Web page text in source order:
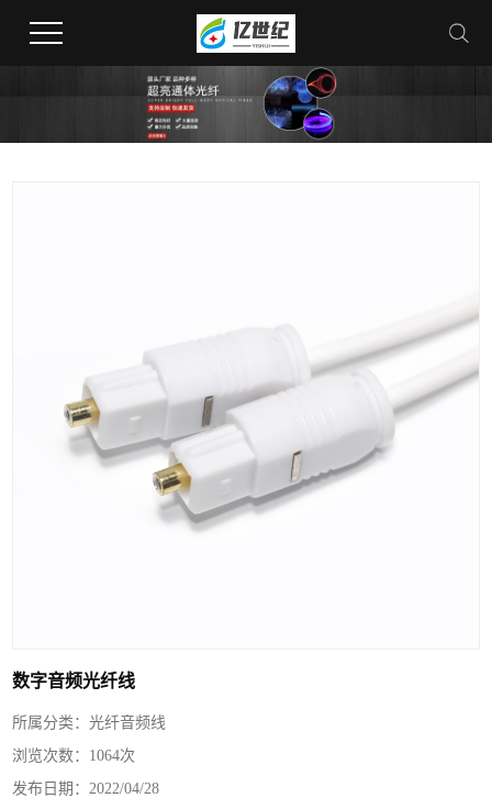
数字音频光纤线
所属分类：光纤音频线
浏览次数： 1064次
发布日期： 2022/04/28